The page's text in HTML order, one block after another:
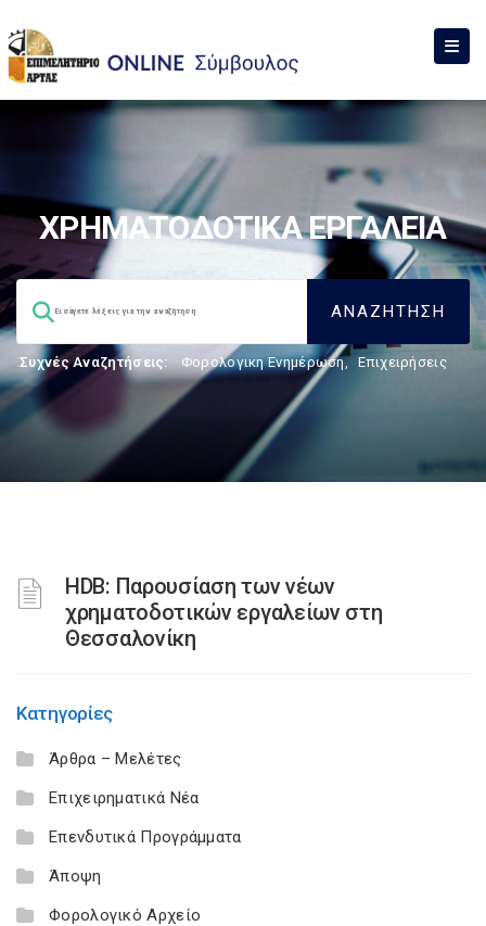
ΧΡΗΜΑΤΟΔΟΤΙΚΑ ΕΡΓΑΛΕΙΑ
Συχνές Αναζητήσεις: Φορολογικη Ενημέρωση, Επιχειρήσεις
HDB: Παρουσίαση των νέων
χρηματοδοτικών εργαλείων στη
Θεσσαλονίκη
Κατηγορίες
Άρθρα – Μελέτες
Επιχειρηματικά Νέα
Επενδυτικά Προγράμματα
Άποψη
Φορολογικό Αρχείο